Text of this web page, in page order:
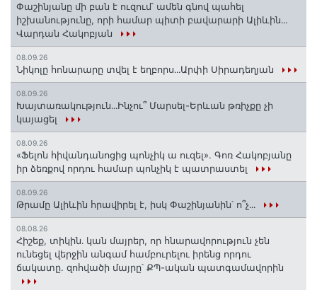
Փաշինյանը մի բան է ուզում՝ ամեն գնով պահել
իշխանությունը, որի համար պիտի բավարարի Ալիևին․․․
Վարդան Հակոբյան
08.09.26
Նիկոլը հոնարարը տվել է եղբորս․․․Արփի Սիրադեղյան
08.09.26
Խայտառակություն․․․Ինչու՞ Մարսել-Երևան թռիչքը չի
կայացել
08.09.26
«Ֆելոն հիվանդանոցից պոնչիկ ա ուզել». Գոռ Հակոբյանը
իր ձեռքով որդու համար պոնչիկ է պատրաստել
08.09.26
Թրամը Ալիևին հրավիրել է, իսկ Փաշինյանին՝ ո՞չ․․․
08.08.26
Հիշեք, տիկին․ կան մայրեր, որ հնարավորություն չեն
ունեցել վերջին անգամ համբուրելու իրենց որդու
ճակատը. զոհվածի մայրը՝ ՔՊ-ական պատգամավորին